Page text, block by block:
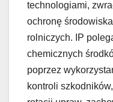
technologiami,
ochronę
rolniczych. IP
chemicznych
poprzez
kontroli